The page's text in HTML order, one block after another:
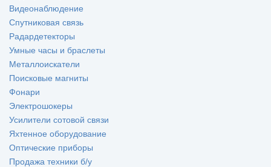
Видеонаблюдение
Спутниковая связь
Радардетекторы
Умные часы и браслеты
Металлоискатели
Поисковые магниты
Фонари
Электрошокеры
Усилители сотовой связи
Яхтенное оборудование
Оптические приборы
Продажа техники б/у